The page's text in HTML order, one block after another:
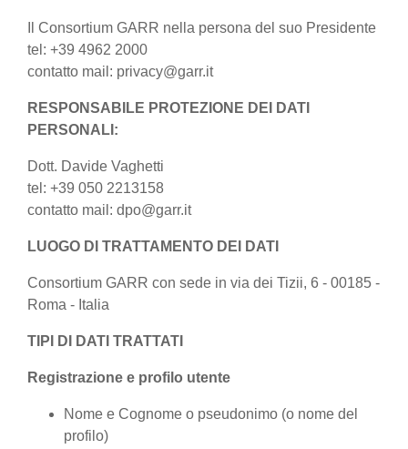
Il Consortium GARR nella persona del suo Presidente
tel: +39 4962 2000
contatto mail: privacy@garr.it
RESPONSABILE PROTEZIONE DEI DATI
PERSONALI:
Dott. Davide Vaghetti
tel: +39 050 2213158
contatto mail: dpo@garr.it
LUOGO DI TRATTAMENTO DEI DATI
Consortium GARR con sede in via dei Tizii, 6 - 00185 -
Roma - Italia
TIPI DI DATI TRATTATI
Registrazione e profilo utente
Nome e Cognome o pseudonimo (o nome del
profilo)